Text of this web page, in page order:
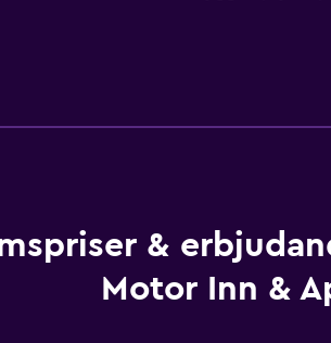
& Apartments erbjuder bra anslutning
vid resedisken hjälper dig gärna att
&
Motor Inn &